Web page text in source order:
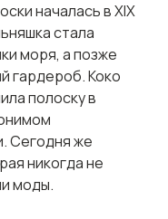
началась в XIX
стала
моря, а позже
гардероб. Коко
полоску в
Сегодня же
никогда не
моды.